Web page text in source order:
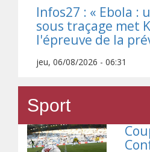
Infos27 : « Ebola :
sous traçage met
l'épreuve de la
jeu, 06/08/2026 - 06:31
Sport